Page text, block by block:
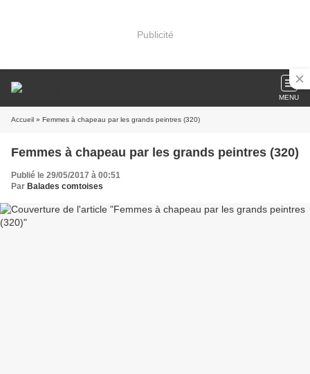
Publicité
MENU
Accueil » Femmes à chapeau par les grands peintres (320)
Femmes à chapeau par les grands peintres (320)
Publié le 29/05/2017 à 00:51
Par Balades comtoises